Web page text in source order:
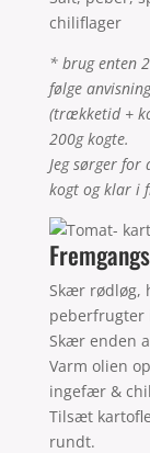
chiliflager
* brug enten
følge
(trækketid +
200g kogte.
Jeg sørger
kogt og klar i
Skær rødløg,
peberfrugter
Skær enden
Varm olien
ingefær &
Tilsæt
rundt.